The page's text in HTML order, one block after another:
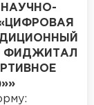
ФИДЖИТАЛ